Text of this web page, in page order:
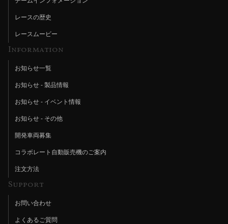
レースの歴史
レースムービー
Information
お知らせ一覧
お知らせ - 製品情報
お知らせ - イベント情報
お知らせ - その他
開発車両募集
コラボレート自動販売機のご案内
注文方法
Support
お問い合わせ
よくあるご質問